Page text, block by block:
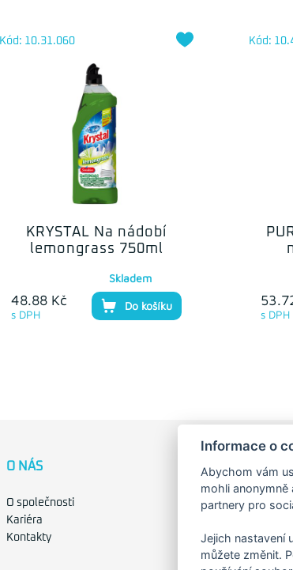
KRYSTAL Na nádobí
lemongrass 750ml
Kód: 10.31.060
48.88 Kč
s DPH
Skladem
Do košíku
Kód:
s DPH
O NÁS
O společnosti
Kariéra
Kontakty
Družstevní
Praha 4 -
DIČ:
Informace o
Abychom vám
mohli
partnery pro
Jejich nastavení
můžete změnit.